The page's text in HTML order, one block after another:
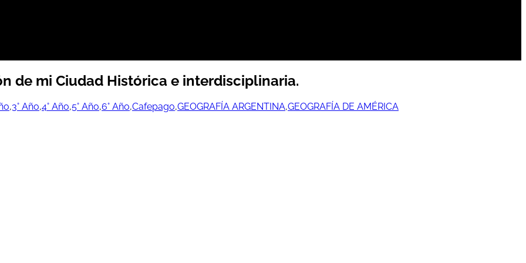
de mi Ciudad Histórica e interdisciplinaria.
,3° Año,4° Año,5° Año,6° Año,Cafepago,GEOGRAFÍA ARGENTINA,GEOGRAFÍA DE AMÉRICA